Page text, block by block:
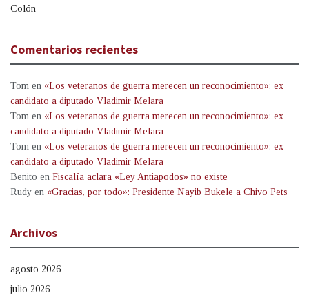
Colón
Comentarios recientes
Tom en «Los veteranos de guerra merecen un reconocimiento»: ex
candidato a diputado Vladimir Melara
Tom en «Los veteranos de guerra merecen un reconocimiento»: ex
candidato a diputado Vladimir Melara
Tom en «Los veteranos de guerra merecen un reconocimiento»: ex
candidato a diputado Vladimir Melara
Benito en Fiscalía aclara «Ley Antiapodos» no existe
Rudy en «Gracias, por todo»: Presidente Nayib Bukele a Chivo Pets
Archivos
agosto 2026
julio 2026